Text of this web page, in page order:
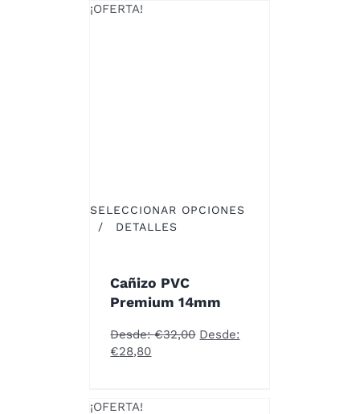
LA
¡OFERTA!
SELECCIONAR OPCIONES
ESTE
MÚLTIPLES
VARIANTES.
LAS
OPCIONES
PUEDEN
/ DETALLES
Cañizo PVC
Premium 14mm
Desde:€32,00 Desde:
€28,80
¡OFERTA!